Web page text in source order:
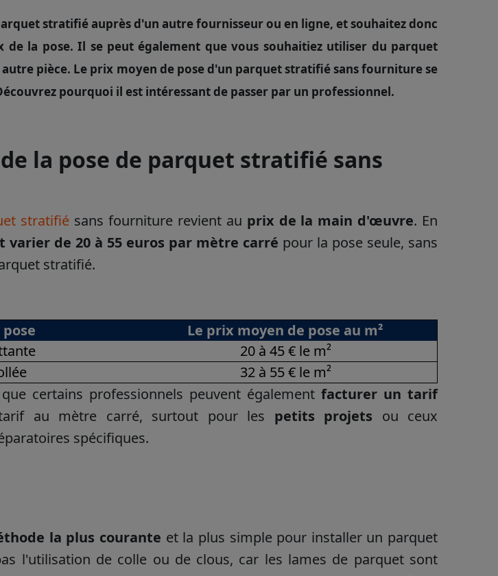
stratifié auprès d'un autre fournisseur ou en ligne, et souhaitez donc
la pose. Il se peut également que vous souhaitiez utiliser du parquet
pièce. Le prix moyen de pose d'un parquet stratifié sans fourniture se
pourquoi il est intéressant de passer par un professionnel.
la pose de parquet stratifié sans
stratifié sans fourniture revient au prix de la main d'œuvre. En
varier de 20 à 55 euros par mètre carré pour la pose seule, sans
stratifié.
Le prix moyen de pose au m²
20 à 45 € le m²
32 à 55 € le m²
certains professionnels peuvent également facturer un tarif
au mètre carré, surtout pour les petits projets ou ceux
spécifiques.
la plus courante et la plus simple pour installer un parquet
l'utilisation de colle ou de clous, car les lames de parquet sont